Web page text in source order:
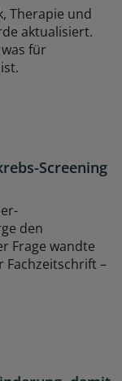
Therapie und
aktualisiert.
für
Screening
den
Frage wandte
Fachzeitschrift –